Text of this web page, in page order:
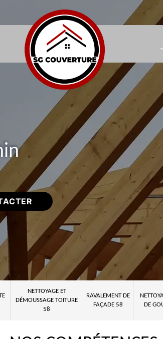
NETTOYAGE ET
DÉMOUSSAGE TOITURE
58
RAVALEMENT DE
FAÇADE 58
DE